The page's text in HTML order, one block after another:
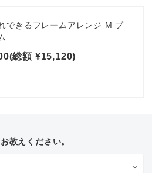
できるフレームアレンジ M プ
総額 ¥15,120)
教えください。